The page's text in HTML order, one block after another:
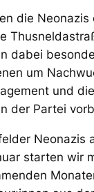
die Neonazis
dabei
um
und
der Partei
Neonazis
starten wir